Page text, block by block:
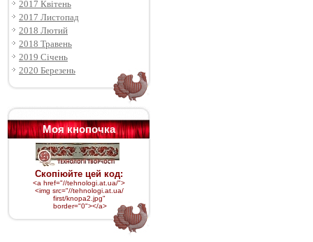
2017 Квітень
2017 Листопад
2018 Лютий
2018 Травень
2019 Січень
2020 Березень
Моя кнопочка
Скопіюйте цей код:
<a href="//tehnologi.at.ua/">
<img src="//tehnologi.at.ua/
first/knopa2.jpg"
border="0"></a>